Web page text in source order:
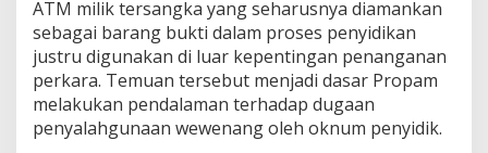
ATM milik tersangka yang seharusnya diamankan
sebagai barang bukti dalam proses penyidikan
justru digunakan di luar kepentingan penanganan
perkara. Temuan tersebut menjadi dasar Propam
melakukan pendalaman terhadap dugaan
penyalahgunaan wewenang oleh oknum penyidik.